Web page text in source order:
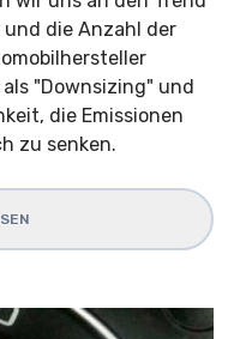
die Anzahl der
"Downsizing" und
die Emissionen
zu senken.